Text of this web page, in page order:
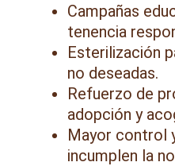
Campañas
tenencia
Esterilización
no deseadas.
Refuerzo de
adopción y
Mayor control
incumplen la